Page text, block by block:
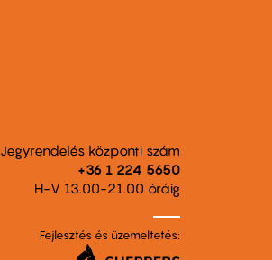
Jegyrendelés központi szám
+36 1 224 5650
H-V 13.00-21.00 óráig
Fejlesztés és üzemeltetés: